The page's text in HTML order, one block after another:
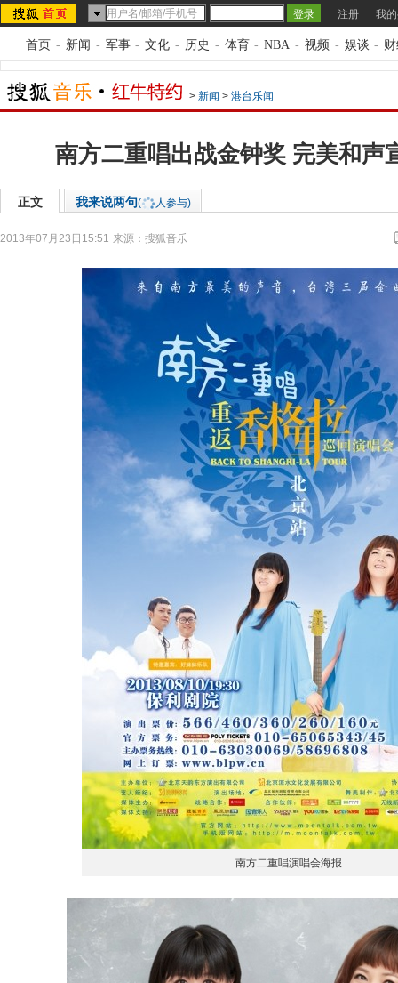
注册 我
首页 - 新闻 - 军事 - 文化 - 历史 - 体育 - NBA - 视频 - 娱谈 -
> 新闻 > 港台乐闻
南方二重唱出战金钟奖 完美和声
正文 我来说两句( 人参与)
2013年07月23日15:51 来源： 搜狐音乐
南方二重唱演唱会海报